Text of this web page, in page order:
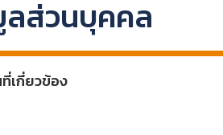
ลส่วนบุคคล
เกี่ยวข้อง